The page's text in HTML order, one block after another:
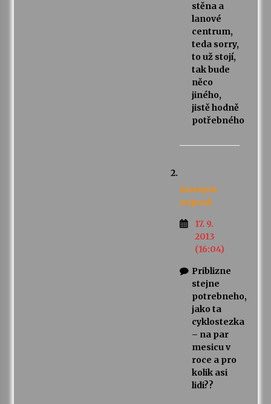
stěna a
lanové
centrum,
teda sorry,
to už stojí,
tak bude
něco
jiného,
jistě hodně
potřebného
Anonym
napsal:
17. 9.
2013
(16:04)
Priblizne
stejne
potrebneho,
jako ta
cyklostezka
– na par
mesicu v
roce a pro
kolik asi
lidi??